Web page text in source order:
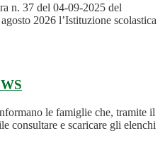
n. 37 del 04-09-2025 del
2026 l’Istituzione scolastica
le famiglie che, tramite il
consultare e scaricare gli elenchi